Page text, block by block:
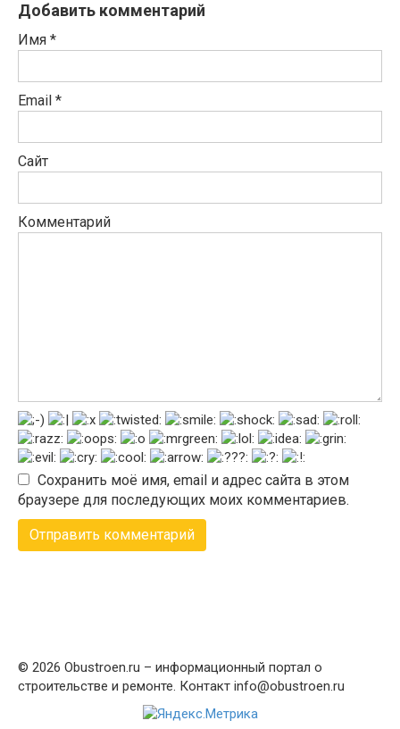
Добавить комментарий
Имя *
Email *
Сайт
Комментарий
Сохранить моё имя, email и адрес сайта в этом
браузере для последующих моих комментариев.
© 2026 Obustroen.ru – информационный портал о
строительстве и ремонте. Контакт info@obustroen.ru